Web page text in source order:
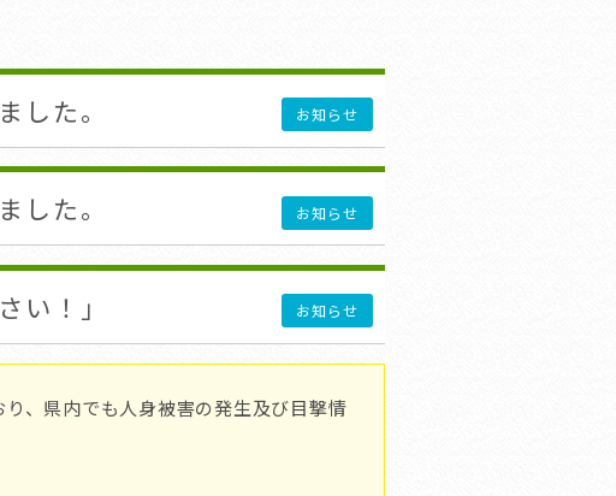
した。 お知らせ
した。 お知らせ
い！」 お知らせ
、県内でも人身被害の発生及び目撃情